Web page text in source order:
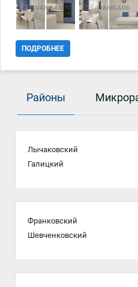
ПОДРОБНЕЕ
Районы
Лычаковский
Галицкий
Франковский
Шевченковский